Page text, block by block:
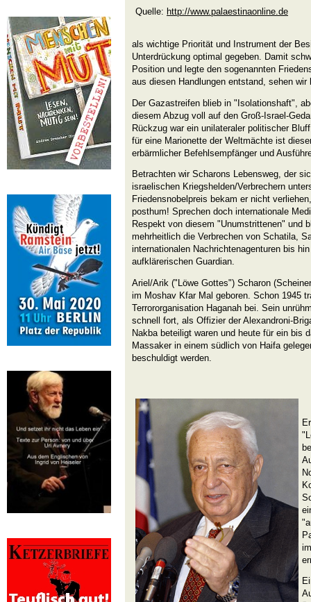
Quelle: http://www.palaestinaonline.de
als wichtige Priorität und Instrument der
Unterdrückung optimal gegeben. Damit
Position und legte den sogenannten
aus diesen Handlungen entstand, sehen
Der Gazastreifen blieb in "Isolationshaft",
diesem Abzug voll auf den Groß-Israel-
Rückzug war ein unilateraler politischer
für eine Marionette der Weltmächte ist
erbärmlicher Befehlsempfänger und
Betrachten wir Scharons Lebensweg, der
israelischen Kriegshelden/Verbrechern
Friedensnobelpreis bekam er nicht
posthum! Sprechen doch internationale
Respekt von diesem "Unumstrittenen" und
mehrheitlich die Verbrechen von Schatila,
internationalen Nachrichtenagenturen bis
aufklärerischen Guardian.
Ariel/Arik ("Löwe Gottes") Scharon
im Moshav Kfar Mal geboren. Schon 1945
Terrororganisation Haganah bei. Sein
schnell fort, als Offizier der Alexandroni-
Nakba beteiligt waren und heute für ein bis
Massaker in einem südlich von Haifa
beschuldigt werden.